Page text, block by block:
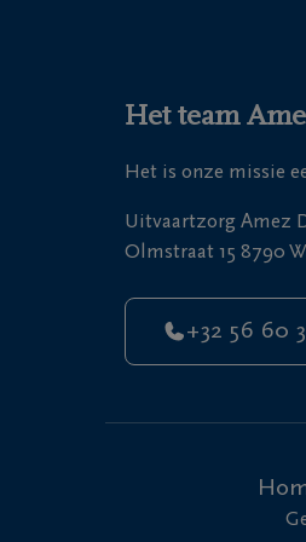
Het team
Het is onze missie
Uitvaartzorg Amez
Olmstraat 15 8790
+32 56 60